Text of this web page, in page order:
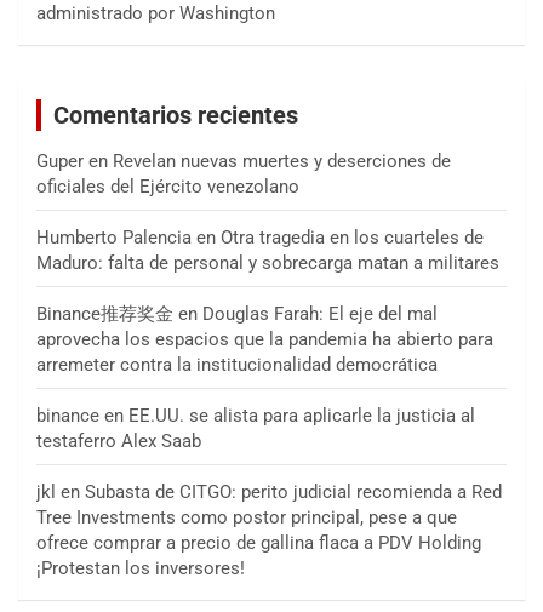
administrado por Washington
Comentarios recientes
Guper en Revelan nuevas muertes y deserciones de
oficiales del Ejército venezolano
Humberto Palencia en Otra tragedia en los cuarteles de
Maduro: falta de personal y sobrecarga matan a militares
Binance推荐奖金 en Douglas Farah: El eje del mal
aprovecha los espacios que la pandemia ha abierto para
arremeter contra la institucionalidad democrática
binance en EE.UU. se alista para aplicarle la justicia al
testaferro Alex Saab
jkl en Subasta de CITGO: perito judicial recomienda a Red
Tree Investments como postor principal, pese a que
ofrece comprar a precio de gallina flaca a PDV Holding
¡Protestan los inversores!